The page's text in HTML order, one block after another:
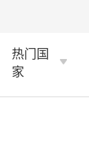
热门国
家